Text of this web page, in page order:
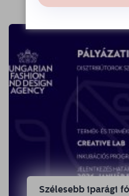
Szélesebb iparági